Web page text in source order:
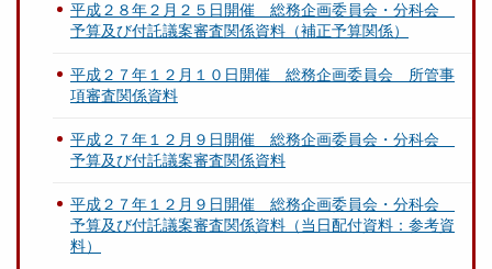
平成２８年２月２５日開催 総務企画委員会・分科会
予算及び付託議案審査関係資料（補正予算関係）
平成２７年１２月１０日開催 総務企画委員会 所管事
項審査関係資料
平成２７年１２月９日開催 総務企画委員会・分科会
予算及び付託議案審査関係資料
平成２７年１２月９日開催 総務企画委員会・分科会
予算及び付託議案審査関係資料（当日配付資料：参考資
料）